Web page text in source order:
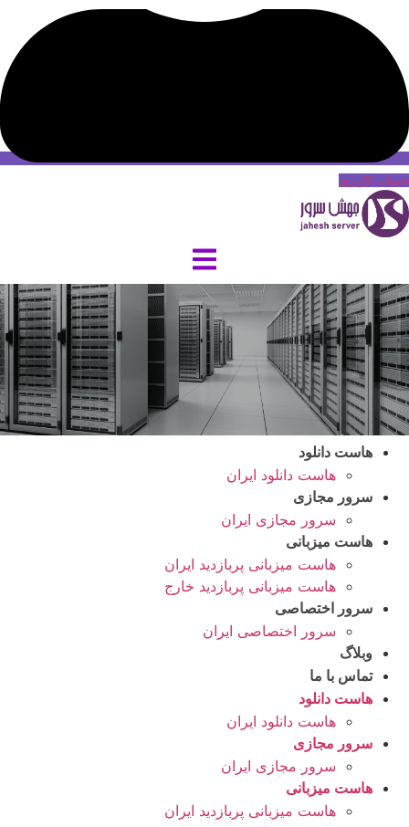
حساب کاربری
هاست دانلود
هاست دانلود ایران
سرور مجازی
سرور مجازی ایران
هاست میزبانی
هاست میزبانی پربازدید ایران
هاست میزبانی پربازدید خارج
سرور اختصاصی
سرور اختصاصی ایران
وبلاگ
تماس با ما
هاست دانلود
هاست دانلود ایران
سرور مجازی
سرور مجازی ایران
هاست میزبانی
هاست میزبانی پربازدید ایران